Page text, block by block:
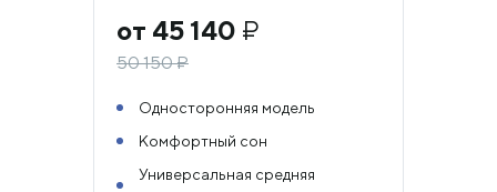
от 45 140 ₽
50 150₽
Односторонняя модель
Комфортный сон
Универсальная средняя